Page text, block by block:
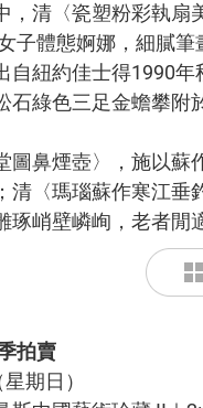
，清〈瓷塑粉彩執扇
子體態婀娜，細膩
自紐約佳士得1990
石綠色三足金蟾攀附
圖鼻煙壺〉，施以蘇
清〈瑪瑙蘇作寒江垂
琢峭壁嶙峋，老者閒
拍賣
期日）